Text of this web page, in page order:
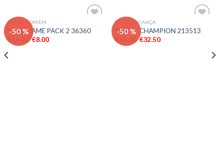
-50 %
aos meus
TEXTIL HOMEM
MEIAS JAME PACK 2 36360
€
€8.00
-50 %
aos meus
TEXTIL CRIANÇA
SWEAT CHAMPION 213513
€
€32.50